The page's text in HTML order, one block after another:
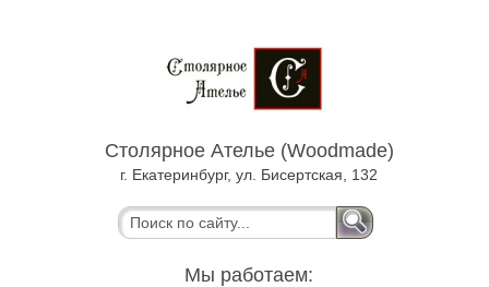
Столярное Ателье (Woodmade)
г. Екатеринбург, ул. Бисертская, 132
Мы работаем: